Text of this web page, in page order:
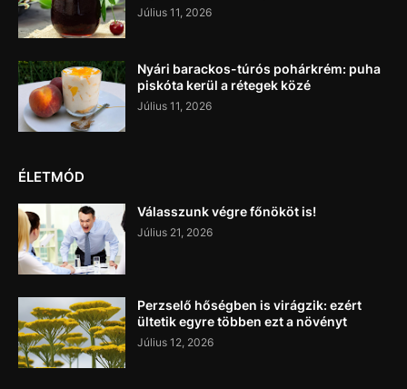
Július 11, 2026
Nyári barackos-túrós pohárkrém: puha
piskóta kerül a rétegek közé
Július 11, 2026
ÉLETMÓD
Válasszunk végre főnököt is!
Július 21, 2026
Perzselő hőségben is virágzik: ezért
ültetik egyre többen ezt a növényt
Július 12, 2026